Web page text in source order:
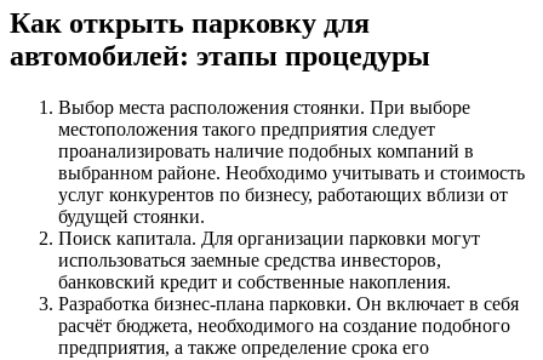
Как открыть парковку для
автомобилей: этапы процедуры
Выбор места расположения стоянки. При выборе
местоположения такого предприятия следует
проанализировать наличие подобных компаний в
выбранном районе. Необходимо учитывать и стоимость
услуг конкурентов по бизнесу, работающих вблизи от
будущей стоянки.
Поиск капитала. Для организации парковки могут
использоваться заемные средства инвесторов,
банковский кредит и собственные накопления.
Разработка бизнес-плана парковки. Он включает в себя
расчёт бюджета, необходимого на создание подобного
предприятия, а также определение срока его